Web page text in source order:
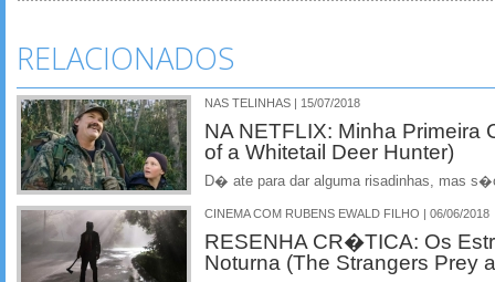
RELACIONADOS
NAS TELINHAS | 15/07/2018
NA NETFLIX: Minha
of a Whitetail Deer Hunter)
D� ate para dar alguma risadinhas, mas
CINEMA COM RUBENS EWALD FILHO | 06/06/2018
RESENHA CR�TICA: Os
Noturna (The Strangers Prey